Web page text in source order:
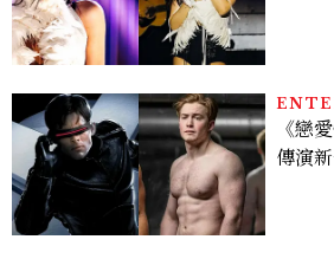
《戀
傳演